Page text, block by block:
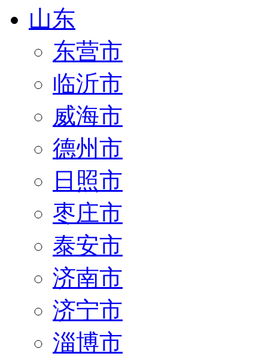
山东
东营市
临沂市
威海市
德州市
日照市
枣庄市
泰安市
济南市
济宁市
淄博市